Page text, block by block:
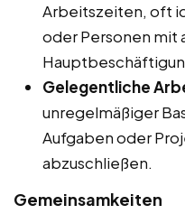
Arbeitszeiten, oft
oder Personen mit
Gelegentliche
unregelmäßiger
Aufgaben oder
abzuschließen.
Gemeinsamkeiten